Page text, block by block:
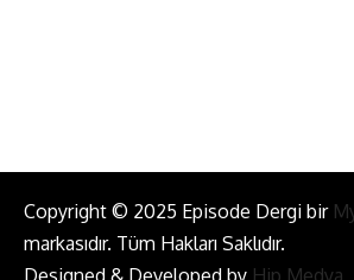
Copyright © 2025 Episode Dergi bir
markasıdır. Tüm Hakları Saklıdır.
Designed & Developed by Hip Medya